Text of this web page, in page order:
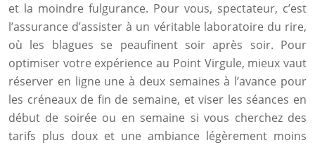
et la moindre fulgurance. Pour vous, spectateur, c’est
l’assurance d’assister à un véritable laboratoire du rire,
où les blagues se peaufinent soir après soir. Pour
optimiser votre expérience au Point Virgule, mieux vaut
réserver en ligne une à deux semaines à l’avance pour
les créneaux de fin de semaine, et viser les séances en
début de soirée ou en semaine si vous cherchez des
tarifs plus doux et une ambiance légèrement moins